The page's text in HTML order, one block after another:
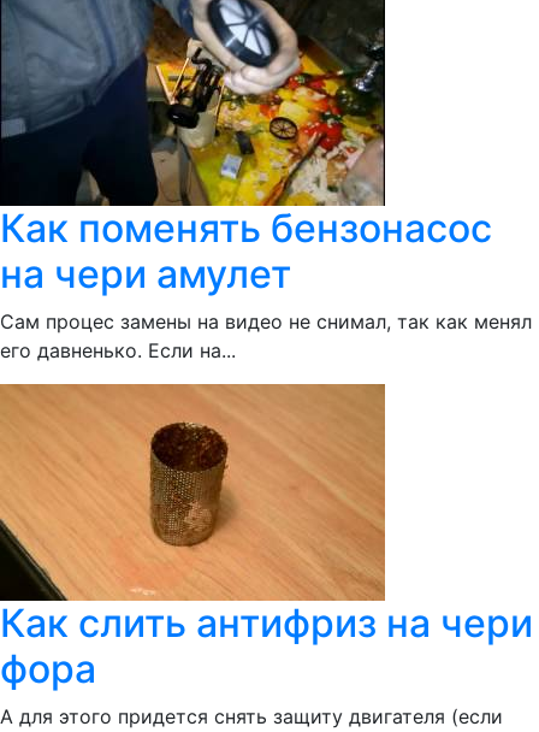
Как поменять бензонасос
на чери амулет
Сам процес замены на видео не снимал, так как менял
его давненько. Если на...
Как слить антифриз на чери
фора
А для этого придется снять защиту двигателя (если